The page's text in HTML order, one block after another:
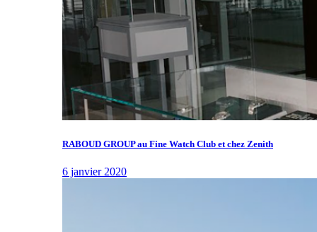
RABOUD GROUP au Fine Watch Club et chez Zenith
6 janvier 2020